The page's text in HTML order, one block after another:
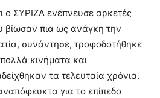
ο ΣΥΡΙΖΑ ενέπνευσε αρκετές
βίωσαν πια ως ανάγκη την
συνάντησε, τροφοδοτήθηκε
κινήματα και
τα τελευταία χρόνια.
για το επίπεδο